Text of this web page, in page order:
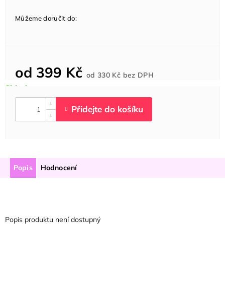
od 399 Kč od330 Kč bez DPHcena:
Můžeme doručit do:
Popis Hodnocení
Popis produktu není dostupný